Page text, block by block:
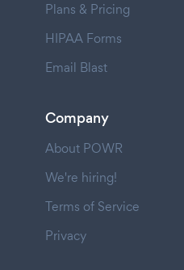
Plans & Pricing
HIPAA Forms
Email Blast
Company
About POWR
We're hiring!
Terms of Service
Privacy